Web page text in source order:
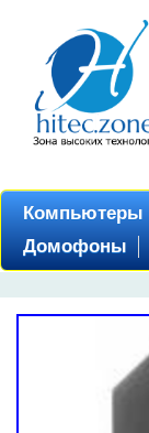
Компьютеры
Домофоны